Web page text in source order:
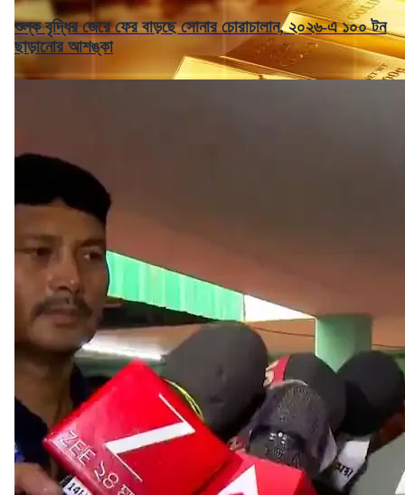
শুল্ক বৃদ্ধির জেরে ফের বাড়ছে সোনার চোরাচালান, ২০২৬-এ ১০০ টন
ছাড়ানোর আশঙ্কা